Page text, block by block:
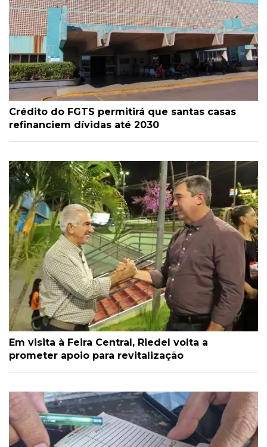
Crédito do FGTS permitirá que santas casas
refinanciem dívidas até 2030
Em visita à Feira Central, Riedel volta a
prometer apoio para revitalização